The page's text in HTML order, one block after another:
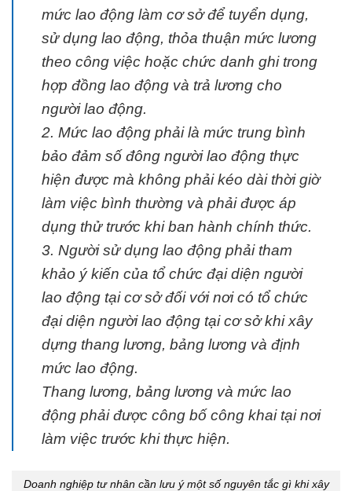
mức lao động làm cơ sở để tuyển dụng,
sử dụng lao động, thỏa thuận mức lương
theo công việc hoặc chức danh ghi trong
hợp đồng lao động và trả lương cho
người lao động.
2. Mức lao động phải là mức trung bình
bảo đảm số đông người lao động thực
hiện được mà không phải kéo dài thời giờ
làm việc bình thường và phải được áp
dụng thử trước khi ban hành chính thức.
3. Người sử dụng lao động phải tham
khảo ý kiến của tổ chức đại diện người
lao động tại cơ sở đối với nơi có tổ chức
đại diện người lao động tại cơ sở khi xây
dựng thang lương, bảng lương và định
mức lao động.
Thang lương, bảng lương và mức lao
động phải được công bố công khai tại nơi
làm việc trước khi thực hiện.
Doanh nghiệp tư nhân cần lưu ý một số nguyên tắc gì khi xây